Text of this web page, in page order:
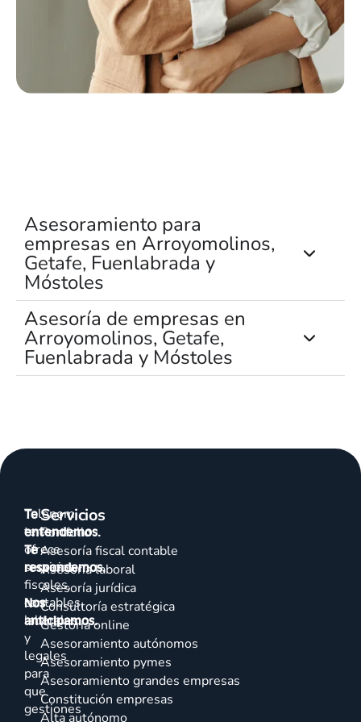
Asesoramiento para
empresas en Arroyomolinos,
Getafe, Fuenlabrada y
Móstoles
Asesoría de empresas en
Arroyomolinos, Getafe,
Fuenlabrada y Móstoles
Talenom
te
ofrece
servicios
fiscales,
contables,
laborales
y
legales
para
que
gestiones
Te
entendemos.
Te
respondemos.
Nos
anticipamos.
Servicios
Portfolio
Asesoría fiscal contable
Asesoría laboral
Asesoría jurídica
Consultoría estratégica
Gestoría online
Asesoramiento autónomos
Asesoramiento pymes
Asesoramiento grandes empresas
Constitución empresas
Alta autónomo